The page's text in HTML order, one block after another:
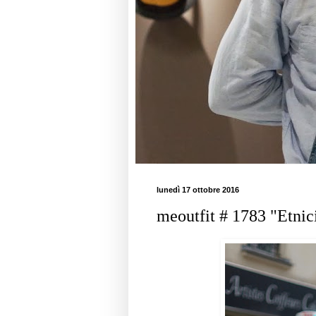
lunedì 17 ottobre 2016
meoutfit # 1783